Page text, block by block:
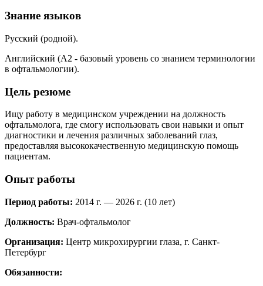
Знание языков
Русский (родной).
Английский (А2 - базовый уровень со знанием терминологии
в офтальмологии).
Цель резюме
Ищу работу в медицинском учреждении на должность
офтальмолога, где смогу использовать свои навыки и опыт
диагностики и лечения различных заболеваний глаз,
предоставляя высококачественную медицинскую помощь
пациентам.
Опыт работы
Период работы: 2014 г. — 2026 г. (10 лет)
Должность: Врач-офтальмолог
Организация: Центр микрохирургии глаза, г. Санкт-
Петербург
Обязанности: